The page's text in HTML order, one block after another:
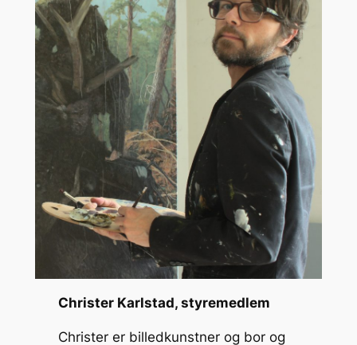
Christer Karlstad, styremedlem
Christer er billedkunstner og bor og